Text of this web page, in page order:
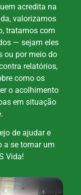
acredita na
valorizamos
tratamos com
— sejam eles
ou por meio do
relatórios,
como os
o acolhimento
em situação
de ajudar e
a se tornar um
Vida!